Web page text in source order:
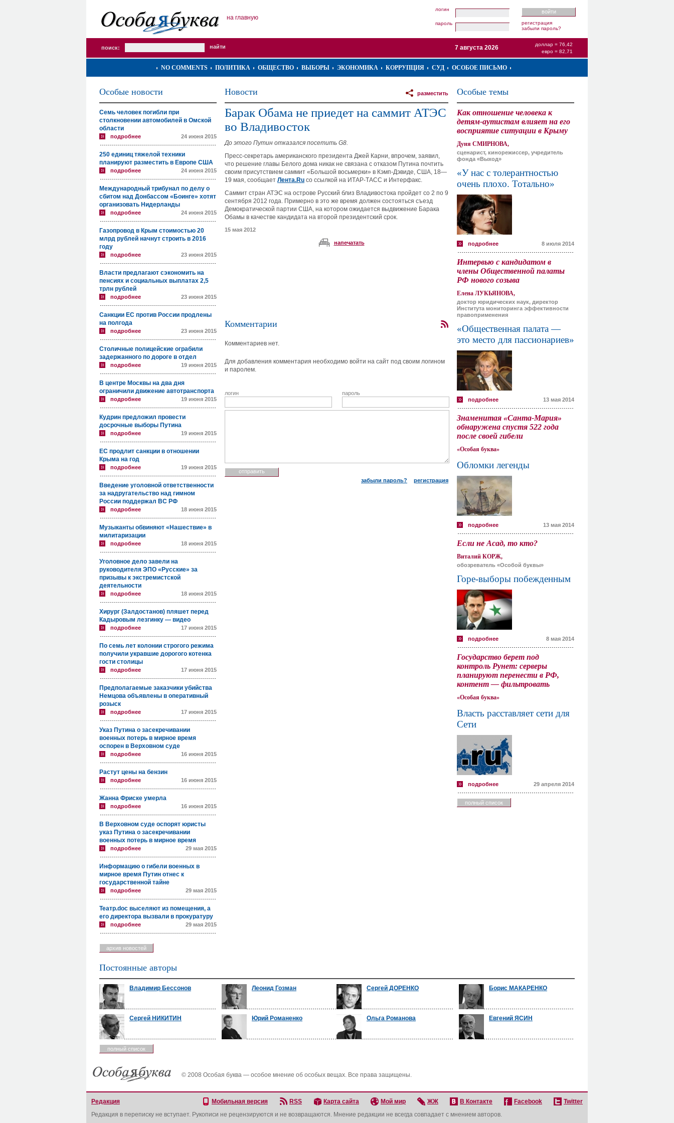
на главную
логин
пароль
регистрация
забыли пароль?
поиск:
доллар = 76,42
евро = 82,71
7 августа 2026
NO COMMENTS ПОЛИТИКА ОБЩЕСТВО ВЫБОРЫ ЭКОНОМИКА КОРРУПЦИЯ СУД ОСОБОЕ ПИСЬМО
Особые новости
Семь человек погибли при
столкновении автомобилей в Омской
области
подробнее 24 июня 2015
250 единиц тяжелой техники
планируют разместить в Европе США
подробнее 24 июня 2015
Международный трибунал по делу о
сбитом над Донбассом «Боинге» хотят
организовать Нидерланды
подробнее 24 июня 2015
Газопровод в Крым стоимостью 20
млрд рублей начнут строить в 2016
году
подробнее 23 июня 2015
Власти предлагают сэкономить на
пенсиях и социальных выплатах 2,5
трлн рублей
подробнее 23 июня 2015
Санкции ЕС против России продлены
на полгода
подробнее 23 июня 2015
Столичные полицейские ограбили
задержанного по дороге в отдел
подробнее 19 июня 2015
В центре Москвы на два дня
ограничили движение автотранспорта
подробнее 19 июня 2015
Кудрин предложил провести
досрочные выборы Путина
подробнее 19 июня 2015
ЕС продлит санкции в отношении
Крыма на год
подробнее 19 июня 2015
Введение уголовной ответственности
за надругательство над гимном
России поддержал ВС РФ
подробнее 18 июня 2015
Музыканты обвиняют «Нашествие» в
милитаризации
подробнее 18 июня 2015
Уголовное дело завели на
руководителя ЭПО «Русские» за
призывы к экстремистской
деятельности
подробнее 18 июня 2015
Хирург (Залдостанов) пляшет перед
Кадыровым лезгинку — видео
подробнее 17 июня 2015
По семь лет колонии строгого режима
получили укравшие дорогого котенка
гости столицы
подробнее 17 июня 2015
Предполагаемые заказчики убийства
Немцова объявлены в оперативный
розыск
подробнее 17 июня 2015
Указ Путина о засекречивании
военных потерь в мирное время
оспорен в Верховном суде
подробнее 16 июня 2015
Растут цены на бензин
подробнее 16 июня 2015
Жанна Фриске умерла
подробнее 16 июня 2015
В Верховном суде оспорят юристы
указ Путина о засекречивании
военных потерь в мирное время
подробнее 29 мая 2015
Информацию о гибели военных в
мирное время Путин отнес к
государственной тайне
подробнее 29 мая 2015
Театр.doc выселяют из помещения, а
его директора вызвали в прокуратуру
подробнее 29 мая 2015
архив новостей
Новости разместить
Барак Обама не приедет на саммит АТЭС
во Владивосток
До этого Путин отказался посетить G8.
Пресс-секретарь американского президента Джей Карни, впрочем, заявил,
что решение главы Белого дома никак не связана с отказом Путина почтить
своим присутствием саммит «Большой восьмерки» в Кэмп-Дэвиде, США, 18—
19 мая, сообщает Лента.Ru cо ссылкой на ИТАР-ТАСС и Интерфакс.
Саммит стран АТЭС на острове Русский близ Владивостока пройдет со 2 по 9
сентября 2012 года. Примерно в это же время должен состояться съезд
Демократической партии США, на котором ожидается выдвижение Барака
Обамы в качестве кандидата на второй президентский срок.
15 мая 2012
напечатать
Комментарии
Комментариев нет.
Для добавления комментария необходимо войти на сайт под своим логином
и паролем.
логин пароль
забыли пароль? регистрация
Особые темы
Как отношение человека к
детям-аутистам влияет на его
восприятие ситуации в Крыму
Дуня СМИРНОВА,
сценарист, кинорежиссер, учредитель
фонда «Выход»
«У нас с толерантностью
очень плохо. Тотально»
подробнее 8 июля 2014
Интервью с кандидатом в
члены Общественной палаты
РФ нового созыва
Елена ЛУКЬЯНОВА,
доктор юридических наук, директор
Института мониторинга эффективности
правоприменения
«Общественная палата —
это место для пассионариев»
подробнее 13 мая 2014
Знаменитая «Санта-Мария»
обнаружена спустя 522 года
после своей гибели
«Особая буква»
Обломки легенды
подробнее 13 мая 2014
Если не Асад, то кто?
Виталий КОРЖ,
обозреватель «Особой буквы»
Горе-выборы побежденным
подробнее 8 мая 2014
Государство берет под
контроль Рунет: серверы
планируют перенести в РФ,
контент — фильтровать
«Особая буква»
Власть расставляет сети для
Сети
подробнее 29 апреля 2014
полный список
Постоянные авторы
Владимир Бессонов Леонид Гозман Сергей ДОРЕНКО Борис МАКАРЕНКО
Сергей НИКИТИН Юрий Романенко Ольга Романова Евгений ЯСИН
полный список
© 2008 Особая буква — особое мнение об особых вещах. Все права защищены.
Редакция Мобильная версия RSS Карта сайта Мой мир ЖЖ В Контакте Facebook
Twitter
Редакция в переписку не вступает. Рукописи не рецензируются и не возвращаются. Мнение редакции не всегда совпадает с мнением авторов.